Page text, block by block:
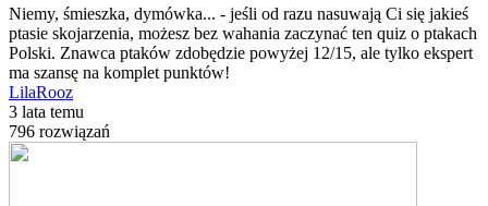
Niemy, śmieszka, dymówka... - jeśli od razu nasuwają Ci się jakieś
ptasie skojarzenia, możesz bez wahania zaczynać ten quiz o ptakach
Polski. Znawca ptaków zdobędzie powyżej 12/15, ale tylko ekspert
ma szansę na komplet punktów!
LilaRooz
3 lata temu
796 rozwiązań